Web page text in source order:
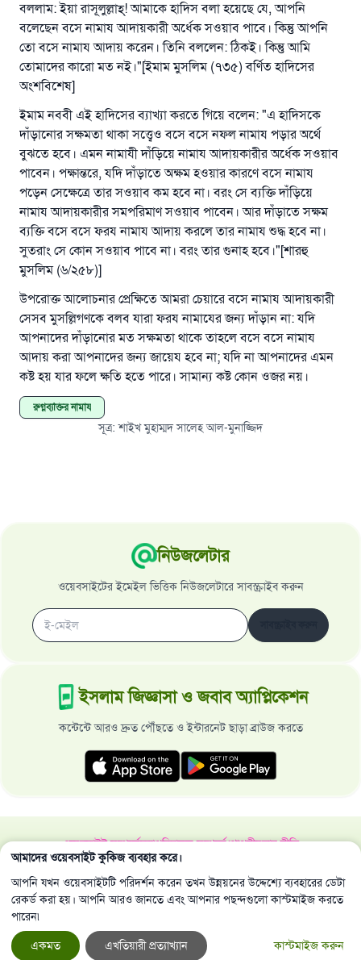
বললাম: ইয়া রাসূলুল্লাহ্‌! আমাকে হাদিস বলা হয়েছে যে, আপনি
বলেছেন বসে নামায আদায়কারী অর্ধেক সওয়াব পাবে। কিন্তু আপনি
তো বসে নামায আদায় করেন। তিনি বললেন: ঠিকই। কিন্তু আমি
তোমাদের কারো মত নই।"[ইমাম মুসলিম (৭৩৫) বর্ণিত হাদিসের
অংশবিশেষ]
ইমাম নববী এই হাদিসের ব্যাখ্যা করতে গিয়ে বলেন: "এ হাদিসকে
দাঁড়ানোর সক্ষমতা থাকা সত্ত্বেও বসে বসে নফল নামায পড়ার অর্থে
বুঝতে হবে। এমন নামাযী দাঁড়িয়ে নামায আদায়কারীর অর্ধেক সওয়াব
পাবেন। পক্ষান্তরে, যদি দাঁড়াতে অক্ষম হওয়ার কারণে বসে নামায
পড়েন সেক্ষেত্রে তার সওয়াব কম হবে না। বরং সে ব্যক্তি দাঁড়িয়ে
নামায আদায়কারীর সমপরিমাণ সওয়াব পাবেন। আর দাঁড়াতে সক্ষম
ব্যক্তি বসে বসে ফরয নামায আদায় করলে তার নামায শুদ্ধ হবে না।
সুতরাং সে কোন সওয়াব পাবে না। বরং তার গুনাহ হবে।"[শারহু
মুসলিম (৬/২৫৮)]
উপরোক্ত আলোচনার প্রেক্ষিতে আমরা চেয়ারে বসে নামায আদায়কারী
সেসব মুসল্লিগণকে বলব যারা ফরয নামাযের জন্য দাঁড়ান না: যদি
আপনাদের দাঁড়ানোর মত সক্ষমতা থাকে তাহলে বসে বসে নামায
আদায় করা আপনাদের জন্য জায়েয হবে না; যদি না আপনাদের এমন
কষ্ট হয় যার ফলে ক্ষতি হতে পারে। সামান্য কষ্ট কোন ওজর নয়।
রুগ্নব্যক্তির নামায
সূত্র:শাইখ মুহাম্মদ সালেহ আল-মুনাজ্জিদ
নিউজলেটার
ওয়েবসাইটের ইমেইল ভিত্তিক নিউজলেটারে সাবস্ক্রাইব করুন
ইসলাম জিজ্ঞাসা ও জবাব অ্যাপ্লিকেশন
কন্টেন্টে আরও দ্রুত পৌঁছতে ও ইন্টারনেট ছাড়া ব্রাউজ করতে
ওয়েবসাইট সম্পর্কেমহাপরিচালক সম্পর্কেগোপনীয়তার নীতি
সর্বস্বত্ব ইসলাম জিজ্ঞাসা ও জবাব ওয়েবসাইট কর্তৃক সংরক্ষিত 1997-2025 ©
উম্মাহকে উত্তর দিতে আমাদেরকে সহযোগিতা করুন
রাসূল সাল্লাল্লাহু আলাইহি ওয়া সাল্লাম বলেছেন
যে ব্যক্তি সৎ কর্মের পথ দেখাবে সে সৎকর্মকারীর সমান
(সহিহ মুসলিম; ১৮৯৩)
এখনই শরীক হোন
আমাদের ওয়েবসাইট কুকিজ ব্যবহার করে।
আপনি যখন ওয়েবসাইটটি পরিদর্শন করেন তখন উন্নয়নের উদ্দেশ্যে ব্যবহারের ডেটা
রেকর্ড করা হয়। আপনি আরও জানতে এবং আপনার পছন্দগুলো কাস্টমাইজ করতে
পারেন৷
কাস্টমাইজ করুন
এখতিয়ারী প্রত্যাখ্যান
একমত